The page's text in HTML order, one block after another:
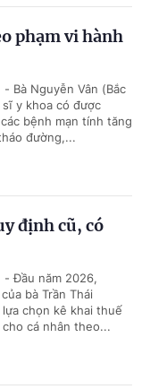
phạm vi hành
Bà Nguyễn Vân (Bắc
y khoa có được
bệnh mạn tính tăng
đường,...
định cũ, có
- Đầu năm 2026,
bà Trần Thái
lựa chọn kê khai thuế
cá nhân theo...